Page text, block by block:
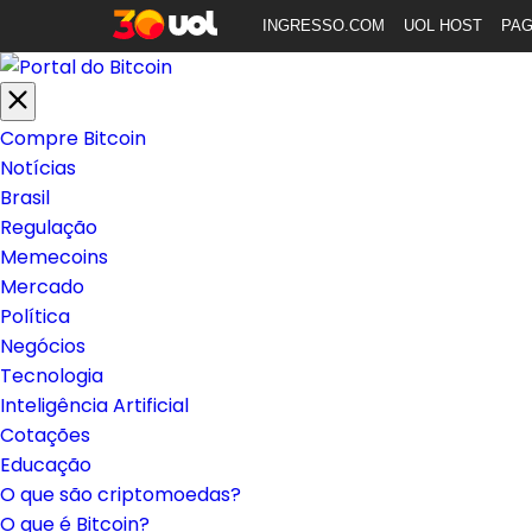
INGRESSO.COM UOL HOST
Compre Bitcoin
Notícias
Brasil
Regulação
Memecoins
Mercado
Política
Negócios
Tecnologia
Inteligência Artificial
Cotações
Educação
O que são criptomoedas?
O que é Bitcoin?